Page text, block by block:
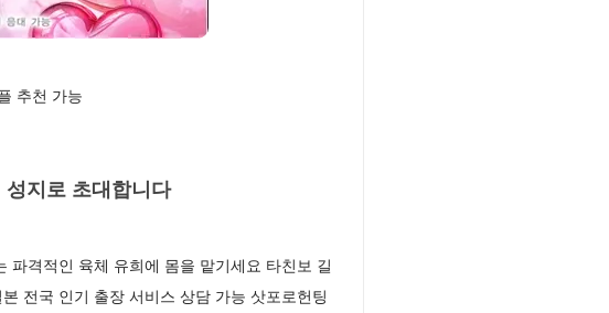
추천 가능
지로 초대합니다
파격적인 육체 유희에 몸을 맡기세요 타친보 길
전국 인기 출장 서비스 상담 가능 삿포로헌팅